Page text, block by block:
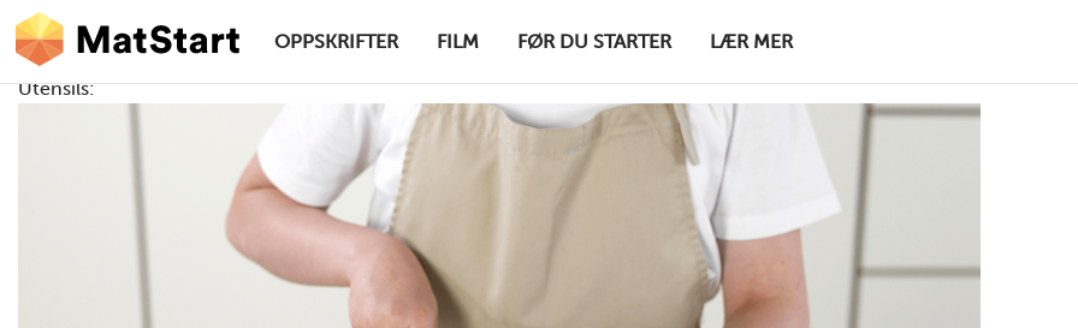
Hopp til hovedinnhold
hovednavigasjonsskrivebordsversjon
OPPSKRIFTER FILM FØR DU STARTER LÆR MER
Utensils: